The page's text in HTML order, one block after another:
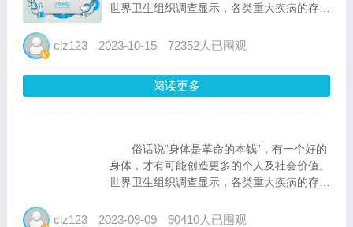
世界卫生组织调查显示，各类重大疾病的存活
10年以上。重视健康，坚持健康的生活方
病晚些到来，面...
clz123 2023-10-15 72352人已围观
阅读更多
俗话说“身体是革命的本钱”，有一个好的
身体，才有可能创造更多的个人及社会价值。
世界卫生组织调查显示，各类重大疾病的存活
10年以上。重视健康，坚持健康的生活方
clz123 2023-09-09 90410人已围观